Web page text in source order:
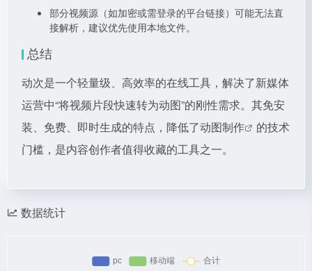
部分视频源（如加密或需登录的平台链接）可能无法直
接解析，建议优先使用本地文件。
总结
动次是一个轻量级、高效率的在线工具，解决了新媒体
运营中“将视频片段快速转为动图”的刚性需求。其免安
装、免费、即时生成的特点，降低了动图制作
的技术
门槛，是内容创作者值得收藏的工具之一。
数据统计